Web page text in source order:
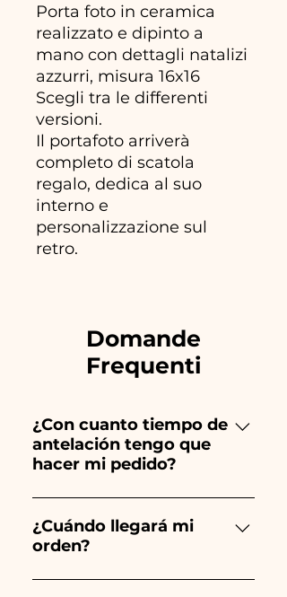
Porta foto in ceramica
realizzato e dipinto a
mano con dettagli natalizi
azzurri, misura 16x16
Scegli tra le differenti
versioni.
Il portafoto arriverà
completo di scatola
regalo, dedica al suo
interno e
personalizzazione sul
retro.
Domande
Frequenti
¿Con cuanto tiempo de
antelación tengo que
hacer mi pedido?
Ceramiche Ania crea y pinta
totalmente a mano, ¡por lo que
su creación lleva mucho
¿Cuándo llegará mi
orden?
Se garantiza la recepción del